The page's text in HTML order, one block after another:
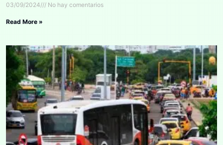
03/09/2024 No hay comentarios
Read More »